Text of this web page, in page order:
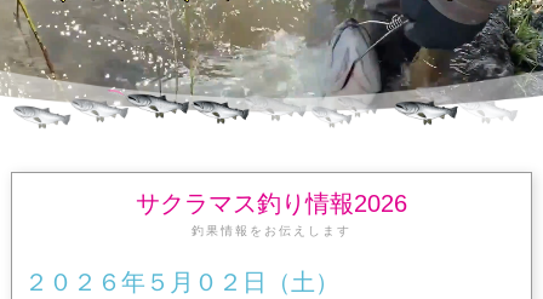
サクラマス釣り情報2026
釣果情報をお伝えします
２０２６年５月０２日（土）